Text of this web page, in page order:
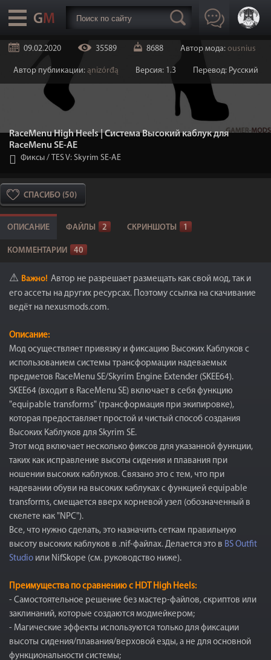
09.02.2020 35589 8688 Автор мода: ousnius
Автор публикации: ąnizórđą Версия: 1.3 Перевод: Русский
RaceMenu High Heels | Система Высокий каблук для
RaceMenu SE-АЕ
Фиксы / TES V: Skyrim SE-AE
СПАСИБО (50)
ОПИСАНИЕ ФАЙЛЫ 2 СКРИНШОТЫ 1
КОММЕНТАРИИ 40
⚠ Важно! Автор не разрешает размещать как свой мод, так и
его ассеты на других ресурсах. Поэтому ссылка на скачивание
ведёт на nexusmods.com.
Описание:
Мод осуществляет привязку и фиксацию Высоких Каблуков с
использованием системы трансформации надеваемых
предметов RaceMenu SE/Skyrim Engine Extender (SKEE64).
SKEE64 (входит в RaceMenu SE) включает в себя функцию
"equipable transforms" (трансформация при экипировке),
которая предоставляет простой и чистый способ создания
Высоких Каблуков для Skyrim SE.
Этот мод включает несколько фиксов для указанной функции,
таких как исправление высоты сидения и плавания при
ношении высоких каблуков. Связано это с тем, что при
надевании обуви на высоких каблуках с функцией equipable
transforms, смещается вверх корневой узел (обозначенный в
скелете как "NPC").
Все, что нужно сделать, это назначить сеткам правильную
высоту высоких каблуков в .nif-файлах. Делается это в BS Outfit
Studio или NifSkope (см. руководство ниже).
Преимущества по сравнению с HDT High Heels:
- Самостоятельное решение без мастер-файлов, скриптов или
заклинаний, которые создаются модмейкером;
- Магические эффекты используются только для фиксации
высоты сидения/плавания/верховой езды, а не для основной
функциональности системы;